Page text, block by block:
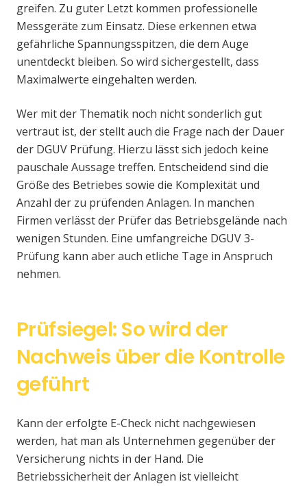
greifen. Zu guter Letzt kommen professionelle
Messgeräte zum Einsatz. Diese erkennen etwa
gefährliche Spannungsspitzen, die dem Auge
unentdeckt bleiben. So wird sichergestellt, dass
Maximalwerte eingehalten werden.
Wer mit der Thematik noch nicht sonderlich gut
vertraut ist, der stellt auch die Frage nach der Dauer
der DGUV Prüfung. Hierzu lässt sich jedoch keine
pauschale Aussage treffen. Entscheidend sind die
Größe des Betriebes sowie die Komplexität und
Anzahl der zu prüfenden Anlagen. In manchen
Firmen verlässt der Prüfer das Betriebsgelände nach
wenigen Stunden. Eine umfangreiche DGUV 3-
Prüfung kann aber auch etliche Tage in Anspruch
nehmen.
Prüfsiegel: So wird der
Nachweis über die Kontrolle
geführt
Kann der erfolgte E-Check nicht nachgewiesen
werden, hat man als Unternehmen gegenüber der
Versicherung nichts in der Hand. Die
Betriebssicherheit der Anlagen ist vielleicht